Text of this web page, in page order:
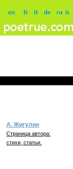
А. Жигулин
Страница автора:
стихи, статьи.